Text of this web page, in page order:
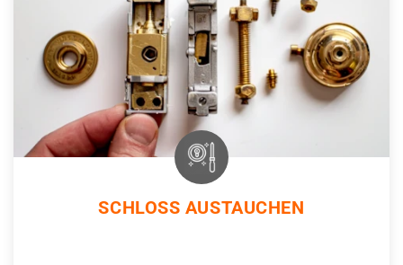
SCHLOSS AUSTAUCHEN